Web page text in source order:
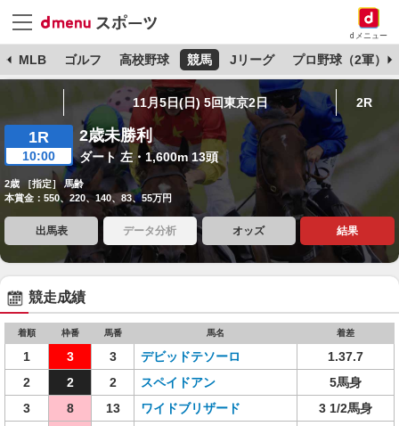
dメニュー
MLB ゴルフ 高校野球 競馬 Jリーグ プロ野球（2軍）
11月5日(日) 5回東京2日 2R
1R
10:00
2歳未勝利
ダート 左・1,600m 13頭
2歳 ［指定］ 馬齢
本賞金：550、220、140、83、55万円
出馬表 データ分析 オッズ 結果
競走成績
着順 枠番 馬番 馬名 着差
1 3 3 デビッドテソーロ
1.37.7
2
2 2 スペイドアン
5馬身
3
8 13 ワイドブリザード
3 1/2馬身